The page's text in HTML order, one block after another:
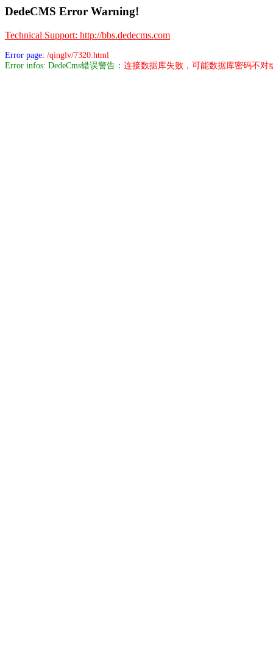
DedeCMS Error Warning!
Technical Support: http://bbs.dedecms.com
Error page: /qinglv/7320.html
Error infos: DedeCms错误警告： 连接数据库失败，可能数据库密码不对